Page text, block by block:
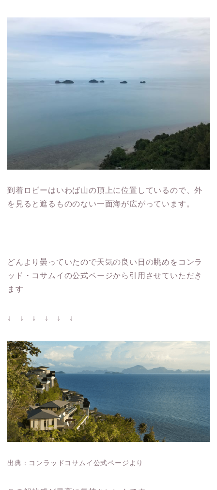
到着ロビーはいわば山の頂上に位置しているので、外
を見ると遮るもののない一面海が広がっています。
どんより曇っていたので天気の良い日の眺めをコンラ
ッド・コサムイの公式ページから引用させていただき
ます
↓ ↓ ↓ ↓ ↓ ↓
出典：コンラッドコサムイ公式ページより